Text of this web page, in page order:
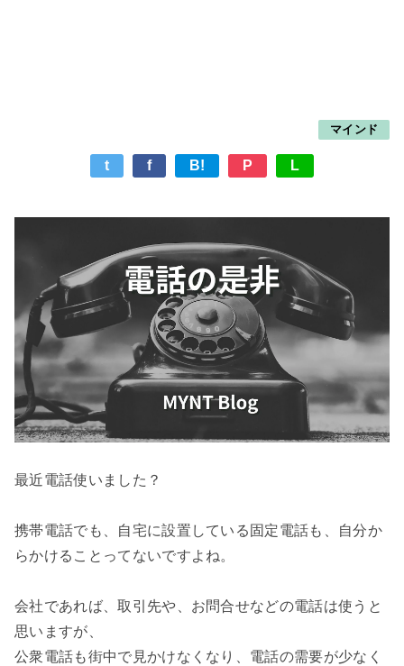
マインド
t f B! P L
最近電話使いました？
携帯電話でも、自宅に設置している固定電話も、自分か
らかけることってないですよね。
会社であれば、取引先や、お問合せなどの電話は使うと
思いますが、
公衆電話も街中で見かけなくなり、電話の需要が少なく